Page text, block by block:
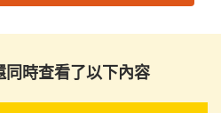
同時查看了以下內容